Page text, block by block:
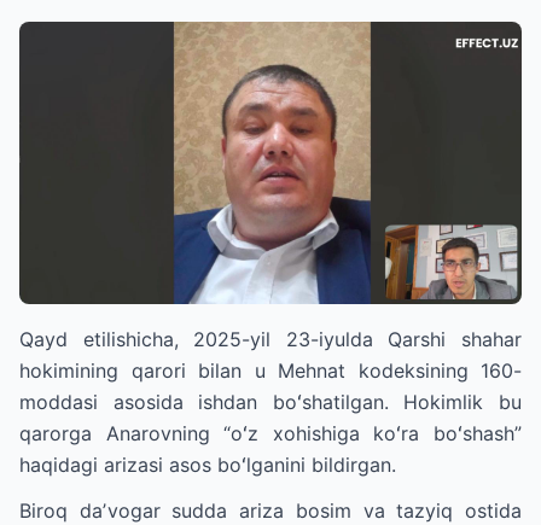
Qayd etilishicha, 2025-yil 23-iyulda Qarshi shahar
hokimining qarori bilan u Mehnat kodeksining 160-
moddasi asosida ishdan boʻshatilgan. Hokimlik bu
qarorga Anarovning “oʻz xohishiga koʻra boʻshash”
haqidagi arizasi asos boʻlganini bildirgan.
Biroq daʼvogar sudda ariza bosim va tazyiq ostida